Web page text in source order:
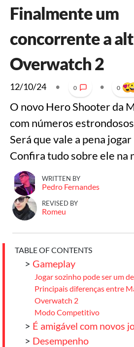
Finalmente um
concorrente a
Overwatch 2
12/10/24 • 0 • 0
O novo Hero Shooter da
com números
Será que vale a pena
Confira tudo sobre ele na
WRITTEN BY
Pedro Fernandes
REVISED BY
Romeu
TABLE OF CONTENTS
> Gameplay
Jogar sozinho pode ser um
Principais diferenças entre
Overwatch 2
Modo Competitivo
> É amigável com novos
> Desempenho